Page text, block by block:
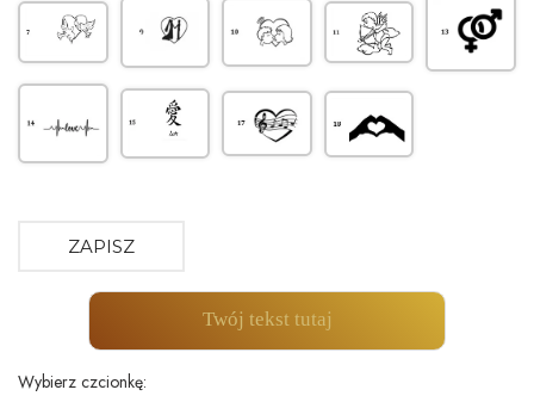
ZAPISZ
Twój tekst tutaj
Wybierz czcionkę: